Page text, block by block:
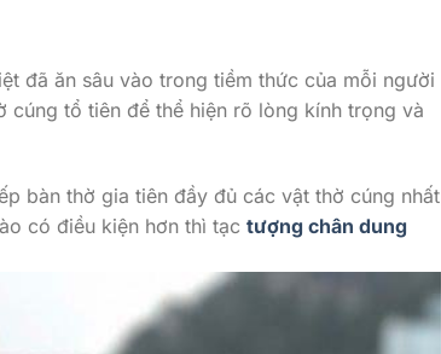
đã ăn sâu vào trong tiềm thức của mỗi người
tổ tiên để thể hiện rõ lòng kính trọng và
bàn thờ gia tiên đầy đủ các vật thờ cúng nhất
có điều kiện hơn thì tạc tượng chân dung